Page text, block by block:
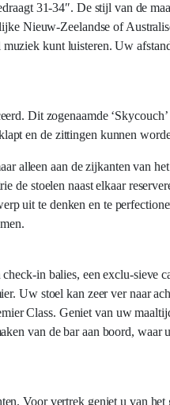
31-34″. De stijl van de
Nieuw-Zeelandse of
kunt luisteren. Uw
Dit zogenaamde
en de zittingen kunnen
alleen aan de zijkanten van
de stoelen naast elkaar
uit te denken en te
in balies, een exclu-sieve
Uw stoel kan zeer ver naar
Class. Geniet van uw
van de bar aan boord, waar
Voor vertrek geniet u van het